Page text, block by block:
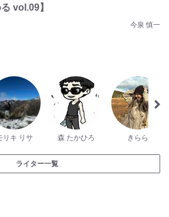
vol.09】
今泉 慎一
リキ リサ 森 たかひろ きらら
ライター一覧